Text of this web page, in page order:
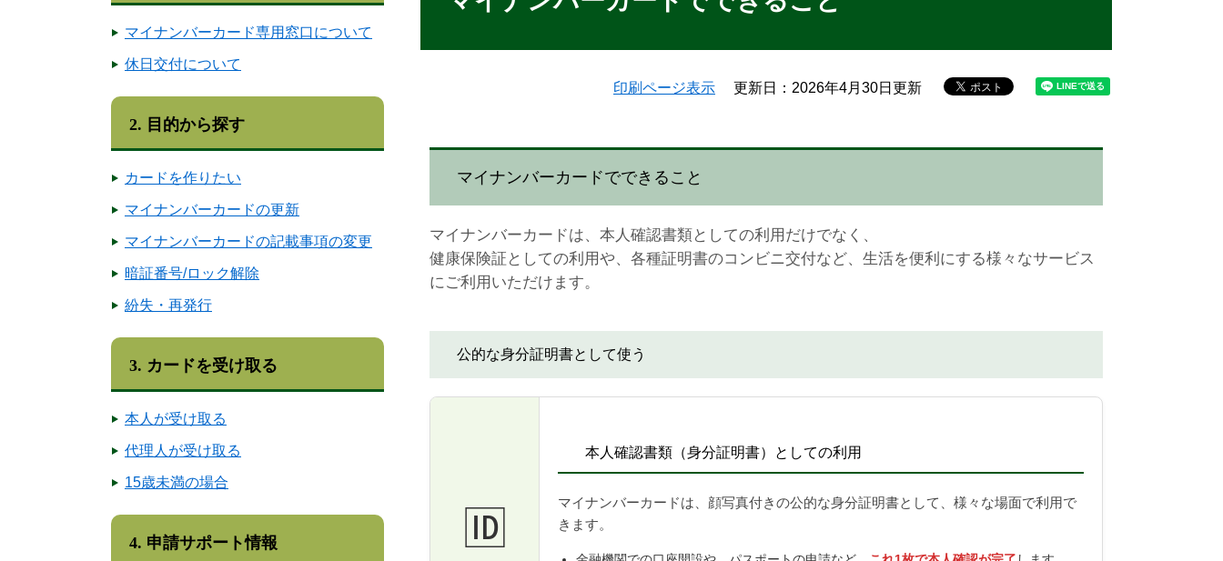
印刷ページ表示 更新日：2026年4月30日更新
マイナンバーカードでできること
マイナンバーカードは、本人確認書類としての利用だけでなく、
健康保険証としての利用や、各種証明書のコンビニ交付など、生活を便利にする様々なサービス
にご利用いただけます。
公的な身分証明書として使う
🆔
本人確認書類（身分証明書）としての利用
マイナンバーカードは、顔写真付きの公的な身分証明書として、様々な場面で利用で
きます。
マイナンバーカード専用窓口について
休日交付について
2. 目的から探す
カードを作りたい
マイナンバーカードの更新
マイナンバーカードの記載事項の変更
暗証番号/ロック解除
紛失・再発行
3. カードを受け取る
本人が受け取る
代理人が受け取る
15歳未満の場合
4. 申請サポート情報